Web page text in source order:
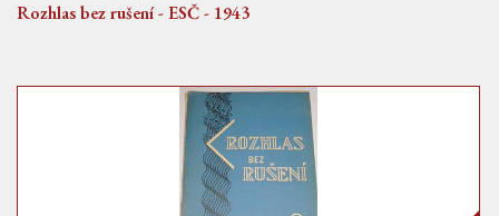
Rozhlas bez rušení - ESČ - 1943